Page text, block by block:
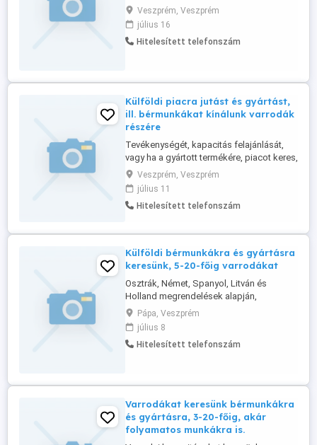
és felsőruházat, valamint munkaruházat
és egyéb textíliák varrására, ill. külföldi
megrendelési igényekre is. Bővebb infó a
web oldalon, vagy a telefonon kérhető, ha
Veszprém, Veszprém
július 16
Hitelesített telefonszám
Külföldi piacra jutást és gyártást,
ill. bérmunkákat kínálunk varrodák
részére
Tevékenységét, kapacitás felajánlását,
vagy ha a gyártott termékére, piacot keres,
bármely Európai, Tengerentúli és Ázsiai
országok területén, akkor azt,
célirányosan továűbbítani tudjuk,
elérhetőségével, szolgáltatásaink alapján.
Szolgáltatásainkra, a jelentkezési ...
Veszprém, Veszprém
július 11
Hitelesített telefonszám
Külföldi bérmunkákra és gyártásra
keresünk, 5-20-főig varrodákat
Osztrák, Német, Spanyol, Litván és
Holland megrendelések alapján,
ruházatok és textíliák varrására keresünk
varrodákat. Bővebb infó web oldalunkon,
vagy telefonon kérhető, ha jó
kapcsolatokat keres és munkát.
Pápa, Veszprém
július 8
Hitelesített telefonszám
Varrodákat keresünk bérmunkákra
és gyártásra, 3-20-főig, akár
folyamatos munkákra is.